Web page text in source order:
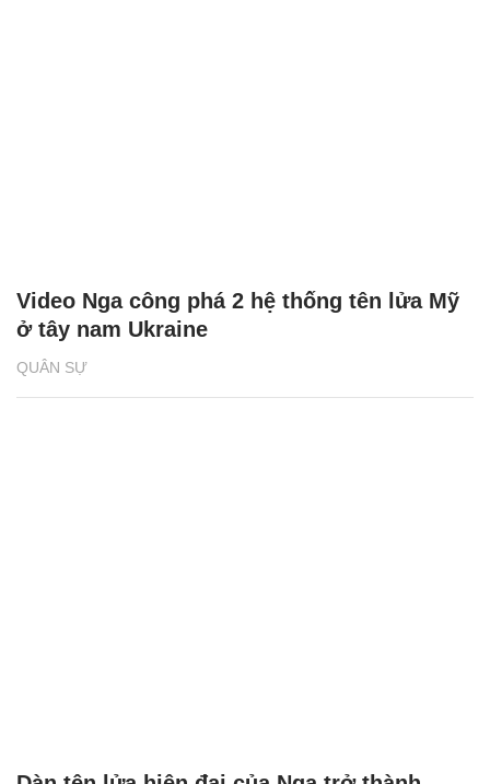
QUÂN SỰ
Video Nga công phá 2 hệ thống tên lửa Mỹ
ở tây nam Ukraine